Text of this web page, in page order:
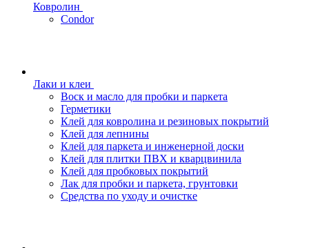
Ковролин
Condor
Лаки и клеи
Воск и масло для пробки и паркета
Герметики
Клей для ковролина и резиновых покрытий
Клей для лепнины
Клей для паркета и инженерной доски
Клей для плитки ПВХ и кварцвинила
Клей для пробковых покрытий
Лак для пробки и паркета, грунтовки
Средства по уходу и очистке